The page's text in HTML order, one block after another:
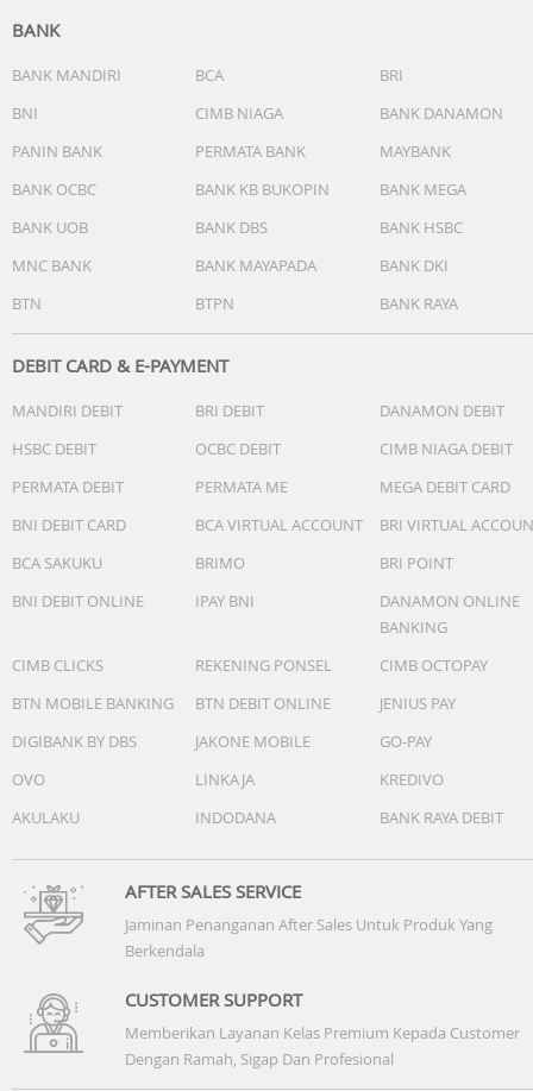
BANK
BANK MANDIRI BCA
BRI
BNI
CIMB NIAGA
BANK DANAMON
PANIN BANK
PERMATA BANK
MAYBANK
BANK OCBC
BANK KB BUKOPIN
BANK MEGA
BANK UOB
BANK DBS
BANK HSBC
MNC BANK
BANK MAYAPADA
BANK DKI
BTN
BTPN BANK RAYA
DEBIT CARD & E-PAYMENT
MANDIRI DEBIT BRI DEBIT
DANAMON DEBIT
HSBC DEBIT
OCBC DEBIT
CIMB NIAGA DEBIT
PERMATA DEBIT
PERMATA ME
MEGA DEBIT CARD
BNI DEBIT CARD
BCA VIRTUAL ACCOUNT
BRI VIRTUAL
BCA SAKUKU
BRIMO
BRI POINT
BNI DEBIT ONLINE
IPAY BNI
DANAMON ONLINE
BANKING
CIMB CLICKS
REKENING PONSEL
CIMB OCTOPAY
BTN MOBILE BANKING
BTN DEBIT ONLINE
JENIUS PAY
DIGIBANK BY DBS
JAKONE MOBILE
GO-PAY
OVO
LINKAJA
KREDIVO
AKULAKU
INDODANA BANK RAYA DEBIT
AFTER SALES SERVICE
Jaminan Penanganan After Sales Untuk Produk Yang
Berkendala
CUSTOMER SUPPORT
Memberikan Layanan Kelas Premium Kepada Customer
Dengan Ramah, Sigap Dan Profesional